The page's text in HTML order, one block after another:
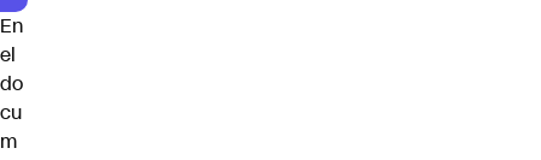
En
el
do
cu
m